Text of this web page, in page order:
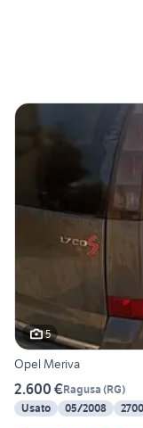
5
Opel Meriva
2.600 €Ragusa (RG)
Usato
05/2008